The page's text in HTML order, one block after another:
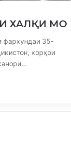
ХАЛҚИ МО
фархундаи 35-
корҳои